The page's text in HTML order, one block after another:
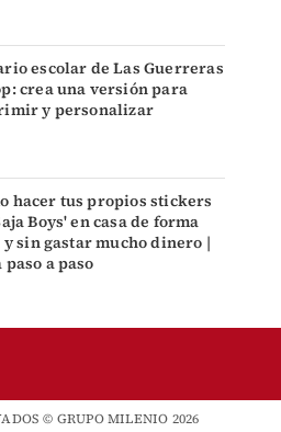
escolar de Las Guerreras
crea una versión para
y personalizar
hacer tus propios stickers
Boys' en casa de forma
sin gastar mucho dinero |
paso a paso
© GRUPO MILENIO 2026